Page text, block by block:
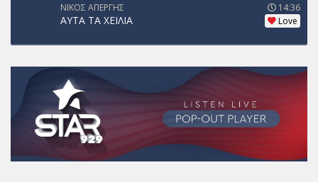
ΝΙΚΟΣ ΑΠΕΡΓΗΣ
ΑΥΤΑ ΤΑ ΧΕΙΛΙΑ
14:36
Love